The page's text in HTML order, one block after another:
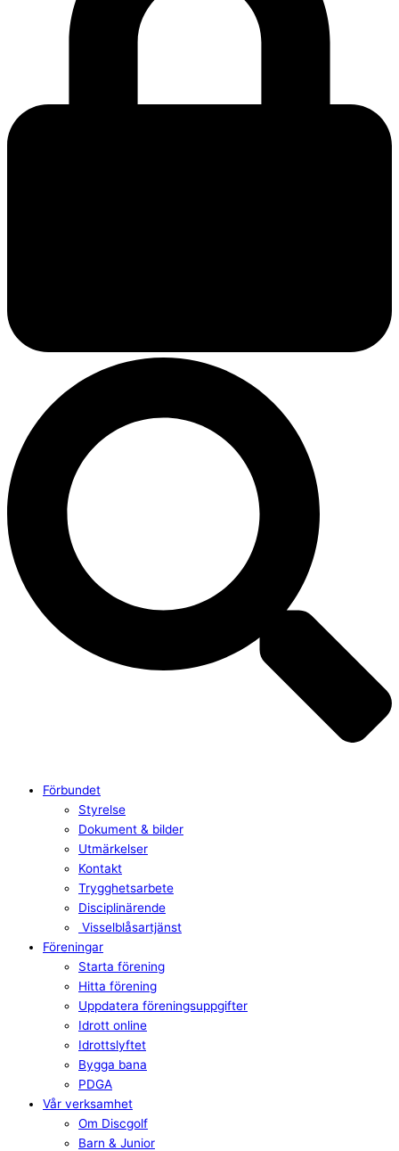
Förbundet
Styrelse
Dokument & bilder
Utmärkelser
Kontakt
Trygghetsarbete
Disciplinärende
Visselblåsartjänst
Föreningar
Starta förening
Hitta förening
Uppdatera föreningsuppgifter
Idrott online
Idrottslyftet
Bygga bana
PDGA
Vår verksamhet
Om Discgolf
Barn & Junior